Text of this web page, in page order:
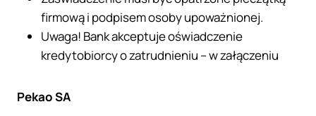
firmową i podpisem osoby upoważnionej.
Uwaga! Bank akceptuje oświadczenie
kredytobiorcy o zatrudnieniu – w załączeniu
Pekao SA